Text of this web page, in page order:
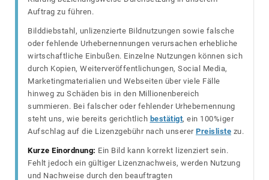
Auftrag zu führen.
Bilddiebstahl, unlizenzierte Bildnutzungen sowie falsche
oder fehlende Urhebernennungen verursachen erhebliche
wirtschaftliche Einbußen. Einzelne Nutzungen können sich
durch Kopien, Weiterveröffentlichungen, Social Media,
Marketingmaterialien und Webseiten über viele Fälle
hinweg zu Schäden bis in den Millionenbereich
summieren. Bei falscher oder fehlender Urhebernennung
steht uns, wie bereits gerichtlich bestätigt, ein 100%iger
Aufschlag auf die Lizenzgebühr nach unserer Preisliste zu.
Kurze Einordnung: Ein Bild kann korrekt lizenziert sein.
Fehlt jedoch ein gültiger Lizenznachweis, werden Nutzung
und Nachweise durch den beauftragten